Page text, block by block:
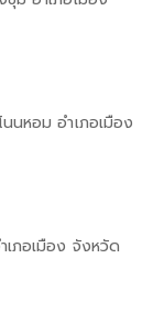
นหอม อำเภอเมือง
ภอเมือง จังหวัด